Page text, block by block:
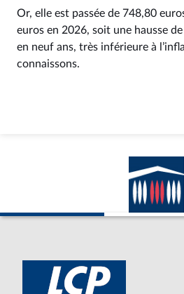
Or, elle est passée de 748,80
euros en 2026, soit une hausse
en neuf ans, très inférieure à
connaissons.